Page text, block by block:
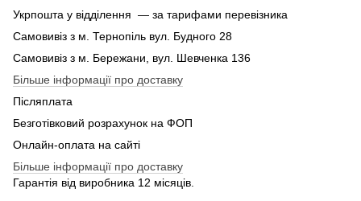
Укрпошта у відділення — за тарифами перевізника
Самовивіз з м. Тернопіль вул. Будного 28
Самовивіз з м. Бережани, вул. Шевченка 136
Більше інформації про доставку
Післяплата
Безготівковий розрахунок на ФОП
Онлайн-оплата на сайті
Більше інформації про доставку
Гарантія від виробника 12 місяців.